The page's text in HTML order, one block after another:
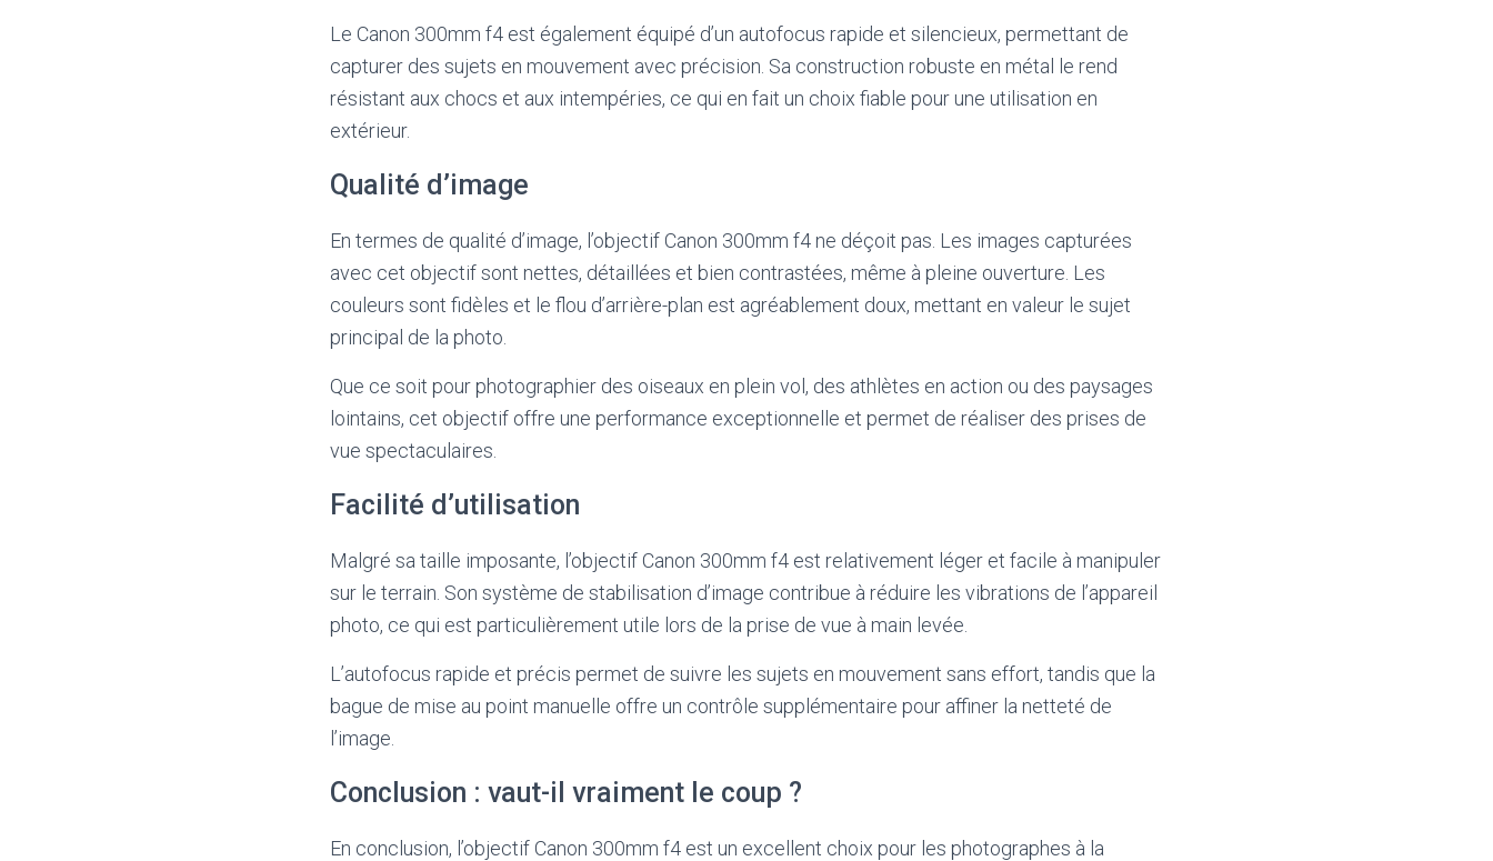
Le Canon 300mm f4 est également équipé d’un autofocus rapide et silencieux, permettant de
capturer des sujets en mouvement avec précision. Sa construction robuste en métal le rend
résistant aux chocs et aux intempéries, ce qui en fait un choix fiable pour une utilisation en
extérieur.
Qualité d’image
En termes de qualité d’image, l’objectif Canon 300mm f4 ne déçoit pas. Les images capturées
avec cet objectif sont nettes, détaillées et bien contrastées, même à pleine ouverture. Les
couleurs sont fidèles et le flou d’arrière-plan est agréablement doux, mettant en valeur le sujet
principal de la photo.
Que ce soit pour photographier des oiseaux en plein vol, des athlètes en action ou des paysages
lointains, cet objectif offre une performance exceptionnelle et permet de réaliser des prises de
vue spectaculaires.
Facilité d’utilisation
Malgré sa taille imposante, l’objectif Canon 300mm f4 est relativement léger et facile à manipuler
sur le terrain. Son système de stabilisation d’image contribue à réduire les vibrations de l’appareil
photo, ce qui est particulièrement utile lors de la prise de vue à main levée.
L’autofocus rapide et précis permet de suivre les sujets en mouvement sans effort, tandis que la
bague de mise au point manuelle offre un contrôle supplémentaire pour affiner la netteté de
l’image.
Conclusion : vaut-il vraiment le coup ?
En conclusion, l’objectif Canon 300mm f4 est un excellent choix pour les photographes à la